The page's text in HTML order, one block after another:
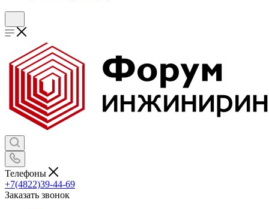
Телефоны
+7(4822)39-44-69
Заказать звонок